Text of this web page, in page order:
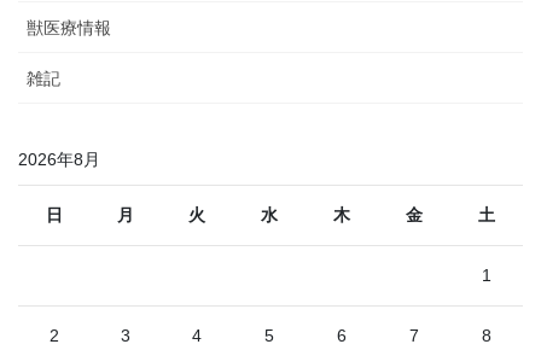
獣医療情報
雑記
2026年8月
日 月 火 水 木 金 土
1
2 3 4 5 6 7 8